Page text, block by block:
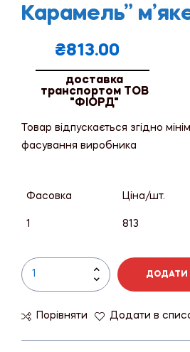
Карамель”
₴813.00
доставка
транспортом ТОВ
"ФІОРД"
Товар відпускається згідно
фасування виробника
Фасовка Ціна/шт.
1 813
ДОДАТИ
Порівняти Додати в